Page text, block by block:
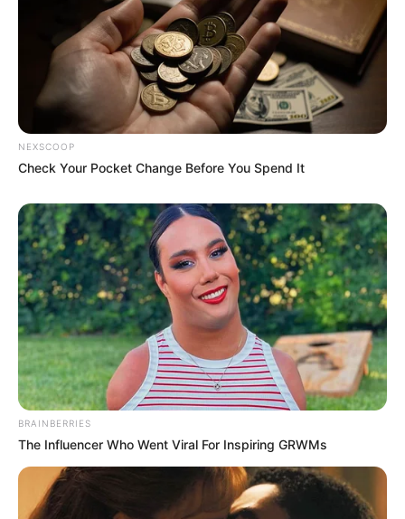
NEXSCOOP
Check Your Pocket Change Before You Spend It
BRAINBERRIES
The Influencer Who Went Viral For Inspiring GRWMs